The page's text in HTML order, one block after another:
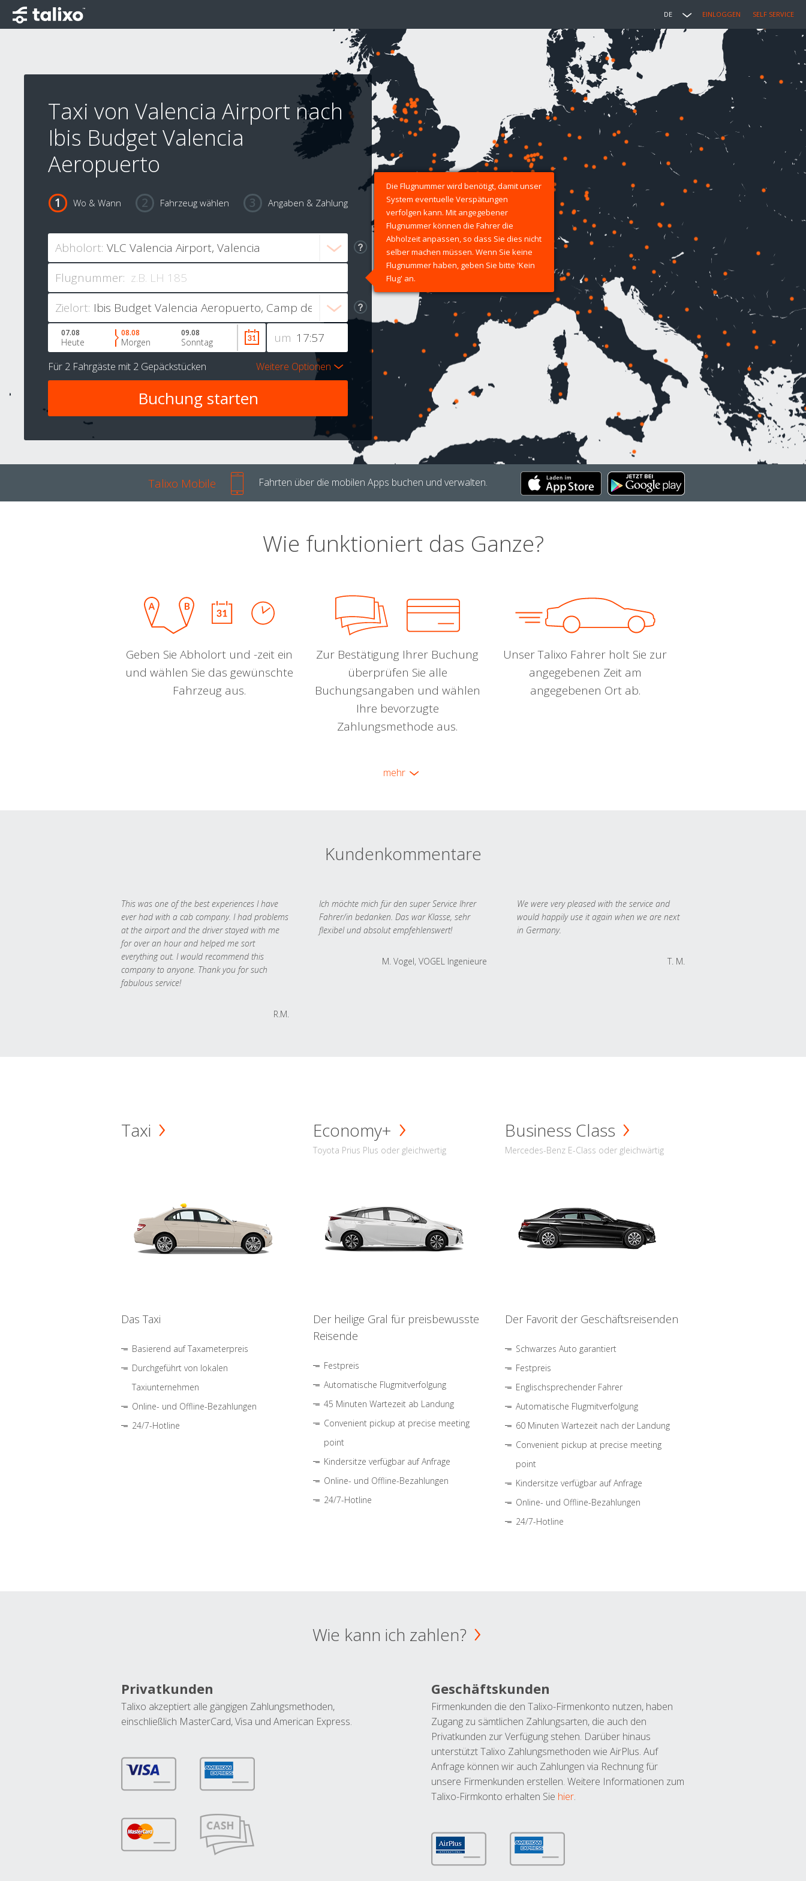
DE EINLOGGEN SELF SERVICE
Taxi von Valencia Airport nach
Ibis Budget Valencia
Aeropuerto
Wo & Wann Fahrzeug wählen Angaben & Zahlung
Abholort:
Flugnummer:
Die Flugnummer wird benötigt, damit unser
System eventuelle Verspätungen
verfolgen kann. Mit angegebener
Flugnummer können die Fahrer die
Abholzeit anpassen, so dass Sie dies nicht
selber machen müssen. Wenn Sie keine
Flugnummer haben, geben Sie bitte 'Kein
Flug' an.
Zielort:
um
07.08
Heute
08.08
Morgen
09.08
Sonntag
Für 2 Fahrgäste mit 2 Gepäckstücken Weitere Optionen
Talixo Mobile Fahrten über die mobilen Apps buchen und verwalten.
Wie funktioniert das Ganze?
Geben Sie Abholort und -zeit ein
und wählen Sie das gewünschte
Fahrzeug aus.
Zur Bestätigung Ihrer Buchung
überprüfen Sie alle
Buchungsangaben und wählen
Ihre bevorzugte
Zahlungsmethode aus.
Unser Talixo Fahrer holt Sie zur
angegebenen Zeit am
angegebenen Ort ab.
mehr
Kundenkommentare
This was one of the best experiences I have
ever had with a cab company. I had problems
at the airport and the driver stayed with me
for over an hour and helped me sort
everything out. I would recommend this
company to anyone. Thank you for such
fabulous service!
R.M.
Ich möchte mich für den super Service Ihrer
Fahrer/in bedanken. Das war Klasse, sehr
flexibel und absolut empfehlenswert!
M. Vogel, VOGEL Ingenieure
We were very pleased with the service and
would happily use it again when we are next
in Germany.
T. M.
Taxi
Das Taxi
Basierend auf Taxameterpreis
Durchgeführt von lokalen
Taxiunternehmen
Online- und Offline-Bezahlungen
24/7-Hotline
Economy+
Toyota Prius Plus oder gleichwertig
Der heilige Gral für preisbewusste
Reisende
Festpreis
Automatische Flugmitverfolgung
45 Minuten Wartezeit ab Landung
Convenient pickup at precise meeting
point
Kindersitze verfügbar auf Anfrage
Online- und Offline-Bezahlungen
24/7-Hotline
Business Class
Mercedes-Benz E-Class oder gleichwärtig
Der Favorit der Geschäftsreisenden
Schwarzes Auto garantiert
Festpreis
Englischsprechender Fahrer
Automatische Flugmitverfolgung
60 Minuten Wartezeit nach der Landung
Convenient pickup at precise meeting
point
Kindersitze verfügbar auf Anfrage
Online- und Offline-Bezahlungen
24/7-Hotline
Wie kann ich zahlen?
Privatkunden
Talixo akzeptiert alle gängigen Zahlungsmethoden,
einschließlich MasterCard, Visa und American Express.
Geschäftskunden
Firmenkunden die den Talixo-Firmenkonto nutzen, haben
Zugang zu sämtlichen Zahlungsarten, die auch den
Privatkunden zur Verfügung stehen. Darüber hinaus
unterstützt Talixo Zahlungsmethoden wie AirPlus. Auf
Anfrage können wir auch Zahlungen via Rechnung für
unsere Firmenkunden erstellen. Weitere Informationen zum
Talixo-Firmkonto erhalten Sie hier.